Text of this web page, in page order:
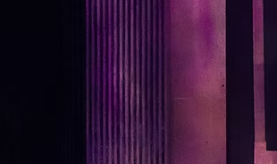
Corporativo de Conduta Ética
Educação Financeira